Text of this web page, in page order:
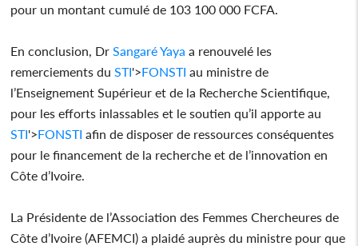
pour un montant cumulé de 103 100 000 FCFA.
En conclusion, Dr Sangaré Yaya a renouvelé les
remerciements du STI'>FONSTI au ministre de
l’Enseignement Supérieur et de la Recherche Scientifique,
pour les efforts inlassables et le soutien qu’il apporte au
STI'>FONSTI afin de disposer de ressources conséquentes
pour le financement de la recherche et de l’innovation en
Côte d’Ivoire.
La Présidente de l’Association des Femmes Chercheures de
Côte d’Ivoire (AFEMCI) a plaidé auprès du ministre pour que